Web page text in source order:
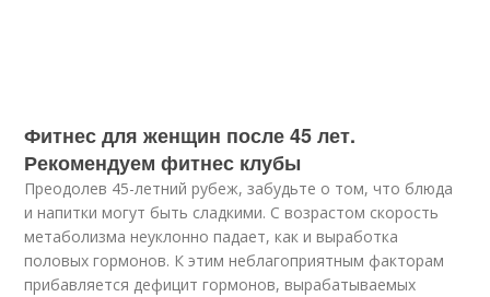
Фитнес для женщин после 45 лет.
Рекомендуем фитнес клубы
Преодолев 45-летний рубеж, забудьте о том, что блюда
и напитки могут быть сладкими. С возрастом скорость
метаболизма неуклонно падает, как и выработка
половых гормонов. К этим неблагоприятным факторам
прибавляется дефицит гормонов, вырабатываемых